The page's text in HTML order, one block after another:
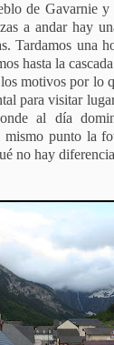
de Gavarnie y
a andar hay
Tardamos una
hasta la
motivos por lo
para visitar
al día
mismo punto la
no hay